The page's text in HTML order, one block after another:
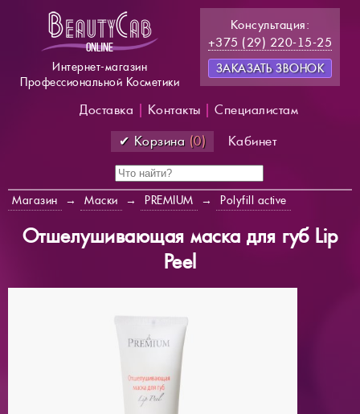
Интернет-магазин
Профессиональной Косметики
Консультация:
+375 (29) 220-15-25
ЗАКАЗАТЬ ЗВОНОК
Доставка Контакты
Специалистам
✔ Корзина (0) Кабинет
Магазин → Маски → PREMIUM → Polyfill active
Отшелушивающая маска для губ Lip
Peel